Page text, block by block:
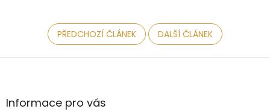
PŘEDCHOZÍ ČLÁNEK DALŠÍ ČLÁNEK
Z
aInformace pro vás